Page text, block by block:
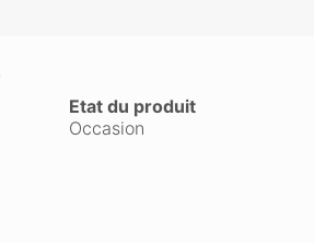
Etat du produit
Occasion